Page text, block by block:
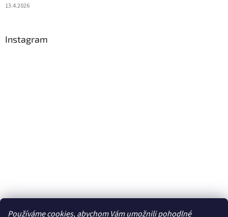
Používáme cookies, abychom Vám umožnili pohodlné
13.4.2026
Instagram